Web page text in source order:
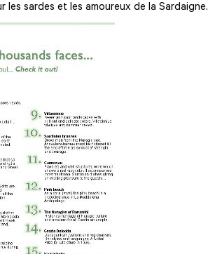
les sardes et les amoureux de la Sardaigne.